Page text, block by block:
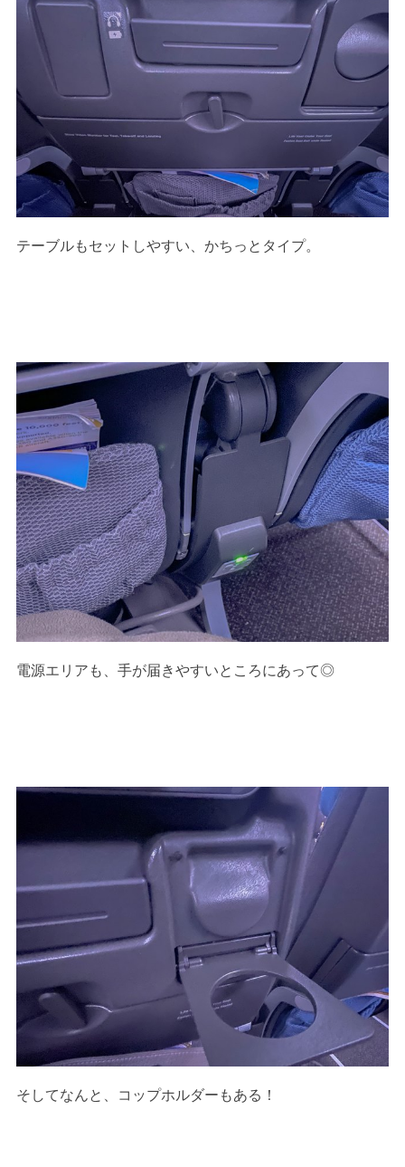
テーブルもセットしやすい、かちっとタイプ。
電源エリアも、手が届きやすいところにあって◎
そしてなんと、コップホルダーもある！